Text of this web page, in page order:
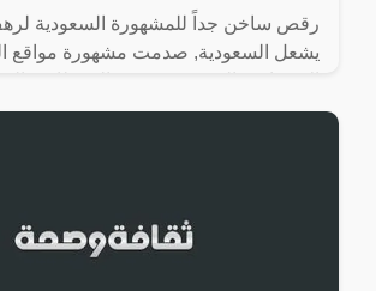
رقص ساخن جداً للمشهورة السعودية
يشعل السعودية, صدمت مشهورة مواقع
رقصها والميكاج الذي